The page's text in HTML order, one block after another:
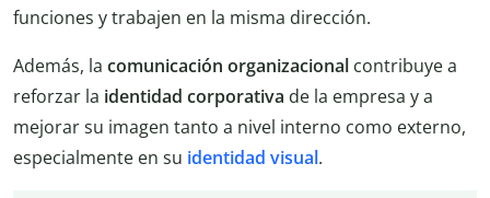
funciones y trabajen en la misma dirección.
Además, la comunicación organizacional contribuye a
reforzar la identidad corporativa de la empresa y a
mejorar su imagen tanto a nivel interno como externo,
especialmente en su identidad visual.